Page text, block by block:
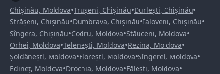
Chișinău, Moldova•Trușeni, Chișinău•Durlești, Chișinău•
Strășeni, Chișinău•Dumbrava, Chișinău•Ialoveni, Chișinău•
Sîngera, Chișinău•Codru, Moldova•Stăuceni, Moldova•
Orhei, Moldova•Telenești, Moldova•Rezina, Moldova•
Șoldănești, Moldova•Florești, Moldova•Sîngerei, Moldova•
Edineț, Moldova•Drochia, Moldova•Fălești, Moldova•